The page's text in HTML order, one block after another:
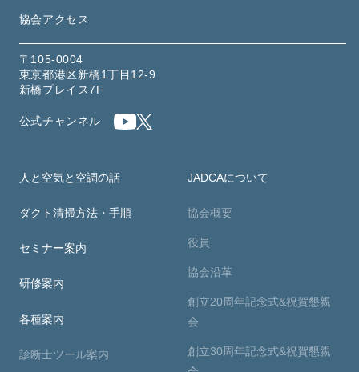
協会アクセス
〒105-0004
東京都港区新橋1丁目12-9
新橋プレイス7F
公式チャンネル
人と空気と空調の話
ダクト清掃方法・手順
セミナー案内
研修案内
各種案内
診断士ツール案内
JADCAについて
協会概要
役員
協会沿革
創立20周年記念式&祝賀懇親
会
創立30周年記念式&祝賀懇親